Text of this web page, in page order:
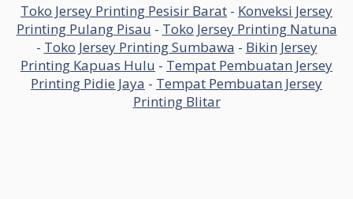
Toko Jersey Printing Pesisir Barat - Konveksi Jersey
Printing Pulang Pisau - Toko Jersey Printing Natuna
- Toko Jersey Printing Sumbawa - Bikin Jersey
Printing Kapuas Hulu - Tempat Pembuatan Jersey
Printing Pidie Jaya - Tempat Pembuatan Jersey
Printing Blitar